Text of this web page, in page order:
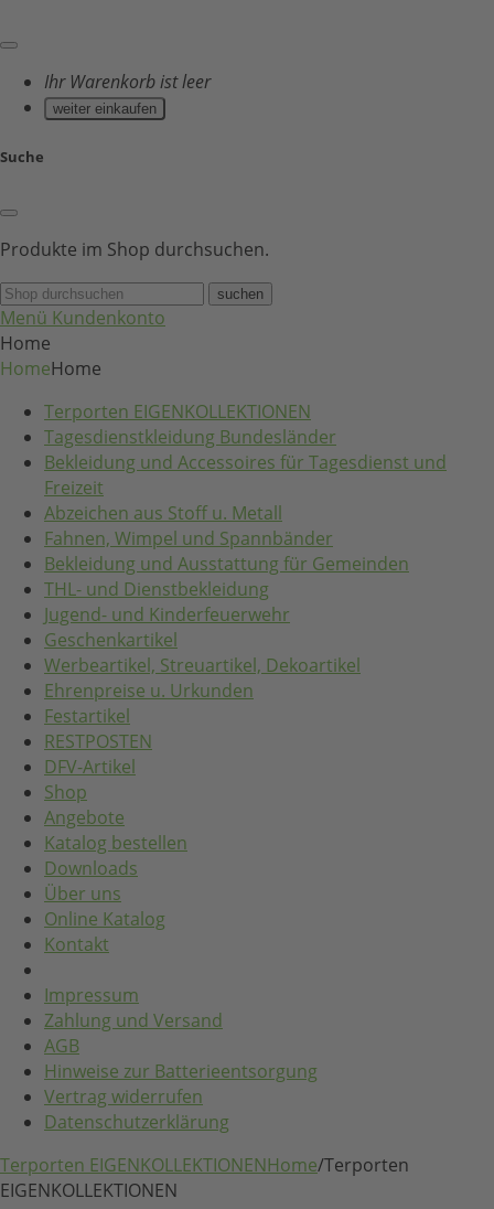
Ihr Warenkorb ist leer
weiter einkaufen
Suche
Produkte im Shop durchsuchen.
suchen
Menü Kundenkonto
Home
HomeHome
Terporten EIGENKOLLEKTIONEN
Tagesdienstkleidung Bundesländer
Bekleidung und Accessoires für Tagesdienst und
Freizeit
Abzeichen aus Stoff u. Metall
Fahnen, Wimpel und Spannbänder
Bekleidung und Ausstattung für Gemeinden
THL- und Dienstbekleidung
Jugend- und Kinderfeuerwehr
Geschenkartikel
Werbeartikel, Streuartikel, Dekoartikel
Ehrenpreise u. Urkunden
Festartikel
RESTPOSTEN
DFV-Artikel
Shop
Angebote
Katalog bestellen
Downloads
Über uns
Online Katalog
Kontakt
Impressum
Zahlung und Versand
AGB
Hinweise zur Batterieentsorgung
Vertrag widerrufen
Datenschutzerklärung
Terporten EIGENKOLLEKTIONENHome/Terporten
EIGENKOLLEKTIONEN